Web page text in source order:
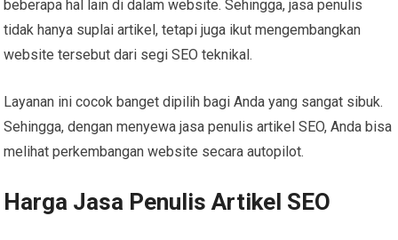
beberapa hal lain di dalam website. Sehingga, jasa penulis
tidak hanya suplai artikel, tetapi juga ikut mengembangkan
website tersebut dari segi SEO teknikal.
Layanan ini cocok banget dipilih bagi Anda yang sangat sibuk.
Sehingga, dengan menyewa jasa penulis artikel SEO, Anda bisa
melihat perkembangan website secara autopilot.
Harga Jasa Penulis Artikel SEO